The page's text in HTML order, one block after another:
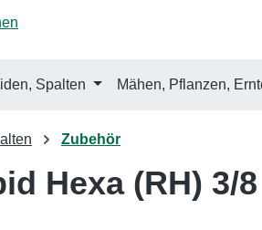
Spalten Mähen, Pflanzen,
Zubehör
Hexa (RH) 3/